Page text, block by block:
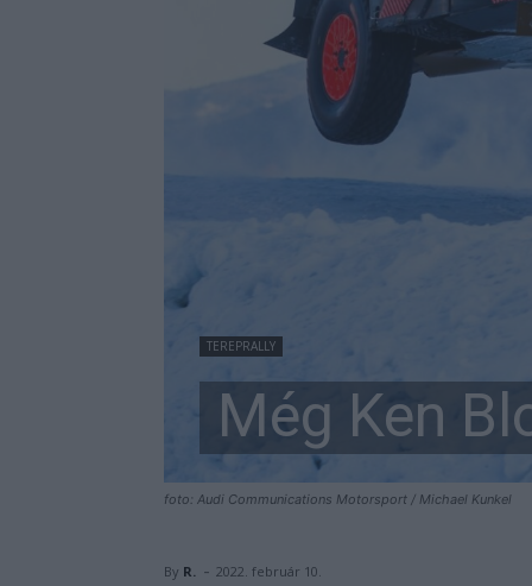
foto: Audi Communications Motorsport / Michael Kunkel
TEREPRALLY
Még Ken
By R. - 2022. február 10.